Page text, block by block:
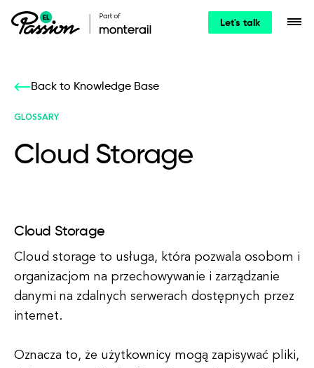
Let's talk
Back to Knowledge Base
GLOSSARY
Cloud Storage
Cloud Storage
Cloud storage to usługa, która pozwala osobom i
organizacjom na przechowywanie i zarządzanie
danymi na zdalnych serwerach dostępnych przez
internet.
Oznacza to, że użytkownicy mogą zapisywać pliki,